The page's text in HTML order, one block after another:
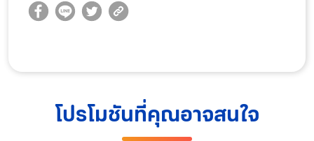
โปรโมชันที่คุณอาจสนใจ